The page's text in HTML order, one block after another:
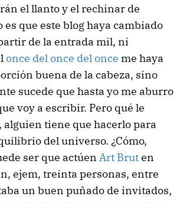
el llanto y el rechinar de
es que este blog haya cambiado
de la entrada mil, ni
once del once del once me haya
buena de la cabeza, sino
sucede que hasta yo me aburro
voy a escribir. Pero qué le
alguien tiene que hacerlo para
del universo. ¿Cómo,
ser que actúen Art Bruten
ejem, treinta personas, entre
un buen puñado de invitados,